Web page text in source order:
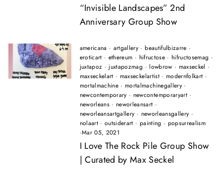
“Invisible Landscapes” 2nd
Anniversary Group Show
americana · artgallery ·beautifulbizarre ·
eroticart · ethereum · hifructose· hifructosemag ·
juxtapoz ·juxtapozmag · lowbrow · maxseckel ·
maxseckelart · maxseckelartist· modernfolkart ·
mortalmachine · mortalmachinegallery·
newcontemporary · newcontemporaryart·
neworleans · neworleansart ·
neworleansartgallery · neworleansgallery ·
nolaart ·outsiderart · painting · popsurrealism
·Mar 05, 2021
I Love The Rock Pile Group Show
| Curated by Max Seckel